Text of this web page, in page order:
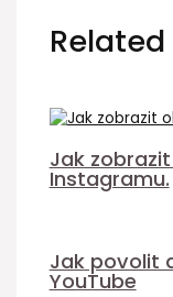
Related
Jak
Instagramu.
Jak povolit
YouTube